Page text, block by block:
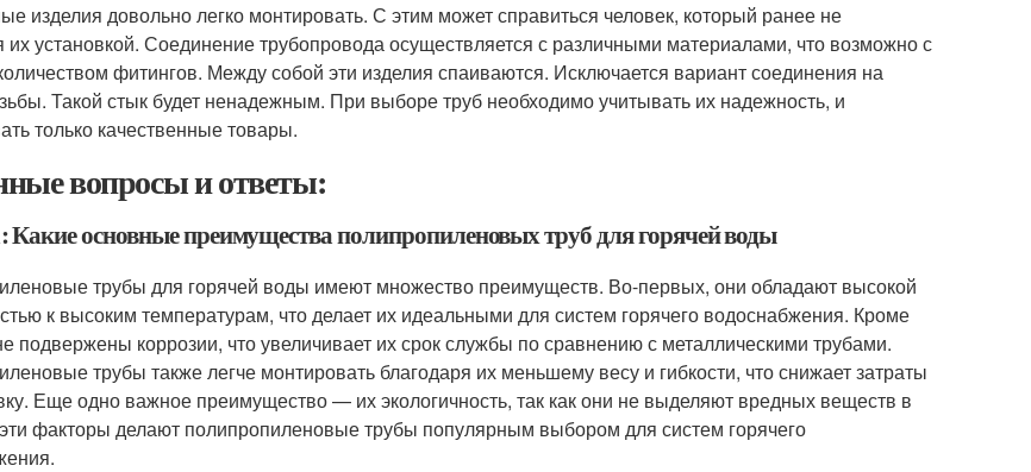
изделия довольно легко монтировать. С этим может справиться человек, который ранее не
их установкой. Соединение трубопровода осуществляется с различными материалами, что возможно с
фитингов. Между собой эти изделия спаиваются. Исключается вариант соединения на
Такой стык будет ненадежным. При выборе труб необходимо учитывать их надежность, и
только качественные товары.
вопросы и ответы:
Какие основные преимущества полипропиленовых труб для горячей воды
трубы для горячей воды имеют множество преимуществ. Во-первых, они обладают высокой
к высоким температурам, что делает их идеальными для систем горячего водоснабжения. Кроме
подвержены коррозии, что увеличивает их срок службы по сравнению с металлическими трубами.
трубы также легче монтировать благодаря их меньшему весу и гибкости, что снижает затраты
Еще одно важное преимущество — их экологичность, так как они не выделяют вредных веществ в
факторы делают полипропиленовые трубы популярным выбором для систем горячего